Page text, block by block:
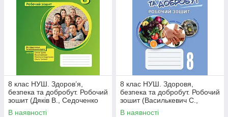
8 клас НУШ. Здоров’я,
безпека та добробут. Робочий
зошит (Дяків В., Седоченко
А., Тагліна О.В., Шиян О.),
В наявності
8 клас НУШ. Здоровя,
безпека та добробут. Робочий
зошит (Василькевич С.,
Здирок О., Фука М.), Астон
В наявності